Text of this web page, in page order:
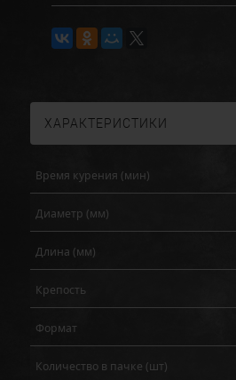
ХАРАКТЕРИСТИКИ
Время курения (мин)
Диаметр (мм)
Длина (мм)
Крепость
Формат
Количество в пачке (шт)